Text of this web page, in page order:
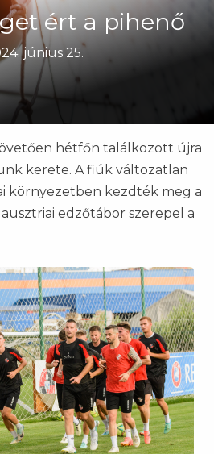
ért a pihenő
június 25.
hétfőn találkozott újra
kerete. A fiúk változatlan
környezetben kezdték meg a
edzőtábor szerepel a